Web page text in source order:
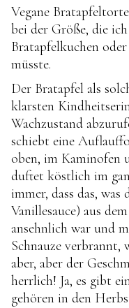
Vegane
bei der Größe, die
Bratapfelkuchen
müsste.
Der Bratapfel als
klarsten
Wachzustand
schiebt eine
oben, im Kaminofen
duftet köstlich im
immer, dass das,
Vanillesauce) aus
ansehnlich war und
Schnauze verbrannt,
aber, aber der
herrlich! Ja, es gibt
gehören in den